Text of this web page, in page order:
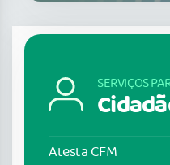
SERVIÇOS
Atesta CFM